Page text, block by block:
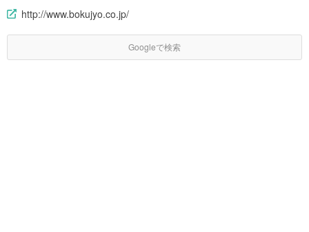
http://www.bokujyo.co.jp/
Googleで検索